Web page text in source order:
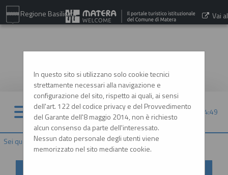
Regione Basilicata Vai al
07/08/2026 14:49
Sei qui: Home»Mappa del sito
In questo sito si utilizzano solo cookie tecnici
strettamente necessari alla navigazione e
configurazione del sito, rispetto ai quali, ai sensi
dell'art. 122 del codice privacy e del Provvedimento
del Garante dell'8 maggio 2014, non è richiesto
alcun consenso da parte dell'interessato.
Nessun dato personale degli utenti viene
memorizzato nel sito mediante cookie.